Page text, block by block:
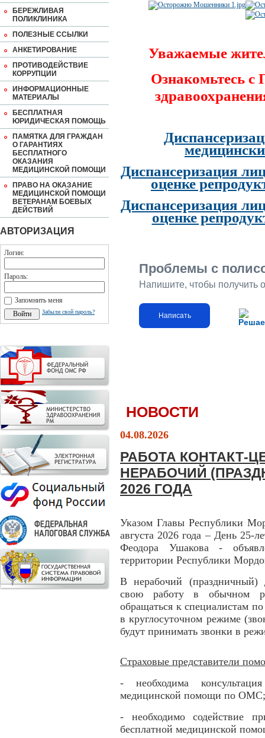
БЕРЕЖЛИВАЯ
ПОЛИКЛИНИКА
ПОЛЕЗНЫЕ ССЫЛКИ
АНКЕТИРОВАНИЕ
ПРОТИВОДЕЙСТВИЕ
КОРРУПЦИИ
ИНФОРМАЦИОННЫЕ
МАТЕРИАЛЫ
БЕСПЛАТНАЯ
ЮРИДИЧЕСКАЯ ПОМОЩЬ
ПАМЯТКА ДЛЯ ГРАЖДАН
О ГАРАНТИЯХ
БЕСПЛАТНОГО
ОКАЗАНИЯ
МЕДИЦИНСКОЙ ПОМОЩИ
ПРАВО НА ОКАЗАНИЕ
МЕДИЦИНСКОЙ ПОМОЩИ
ВЕТЕРАНАМ БОЕВЫХ
ДЕЙСТВИЙ
АВТОРИЗАЦИЯ
Логин:
Пароль:
Запомнить меня
Забыли свой пароль?
Уважаемые
Ознакомьтесь
Диспансеризация
оценке
Диспансеризация
оценке
Проблемы с
Напишите, чтобы получить
Написать
НОВОСТИ
04.08.2026
РАБОТА КОНТАКТ-
НЕРАБОЧИЙ
2026 ГОДА
Указом Главы Республики
августа 2026 года – День 25-
Феодора Ушакова -
территории Республики
В нерабочий (праздничный)
свою работу в обычном
обращаться к специалистам
в круглосуточном режиме
будут принимать звонки в
Страховые представители
- необходима
медицинской помощи по ОМС;
- необходимо содействие
бесплатной медицинской